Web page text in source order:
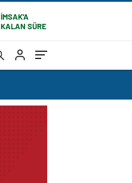
İMSAK'A
KALAN SÜRE